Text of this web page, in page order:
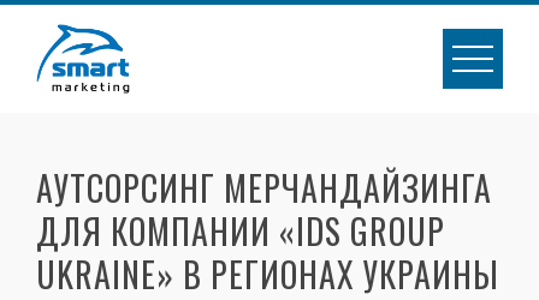
content
АУТСОРСИНГ МЕРЧАНДАЙЗИНГА
ДЛЯ КОМПАНИИ «IDS GROUP
UKRAINE» В РЕГИОНАХ УКРАИНЫ